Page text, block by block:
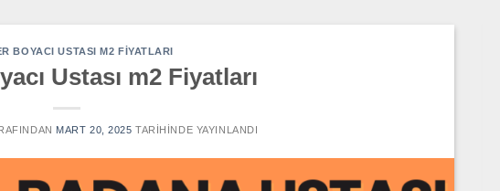
BOYACI USTASI M2 FIYATLARI
Ustası m2 Fiyatları
MART 20, 2025 TARIHINDE YAYINLANDI